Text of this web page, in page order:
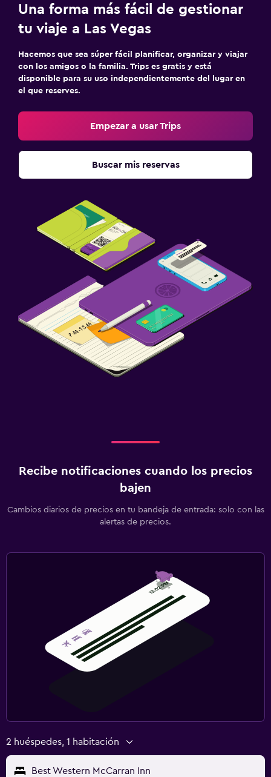
Una forma más fácil de gestionar
tu viaje a Las Vegas
Hacemos que sea súper fácil planificar, organizar y viajar
con los amigos o la familia. Trips es gratis y está
disponible para su uso independientemente del lugar en
el que reserves.
Empezar a usar Trips
Buscar mis reservas
Recibe notificaciones cuando los precios
bajen
Cambios diarios de precios en tu bandeja de entrada: solo con las
alertas de precios.
2 huéspedes, 1 habitación
Best Western McCarran Inn